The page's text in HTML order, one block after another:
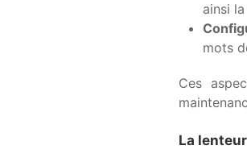
ainsi
mots
Ces
La